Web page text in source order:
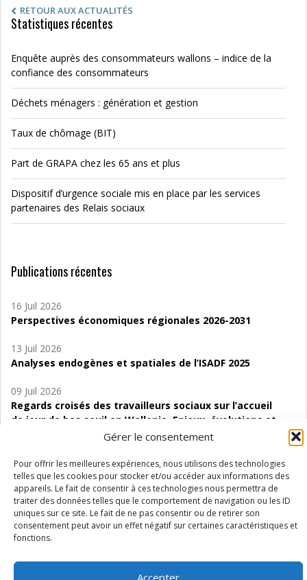
Gérer le consentement
Pour offrir les meilleures expériences, nous utilisons des technologies
telles que les cookies pour stocker et/ou accéder aux informations des
appareils. Le fait de consentir à ces technologies nous permettra de
traiter des données telles que le comportement de navigation ou les ID
uniques sur ce site. Le fait de ne pas consentir ou de retirer son
consentement peut avoir un effet négatif sur certaines caractéristiques et
fonctions.
Accepter
RETOUR AUX ACTUALITÉS
Statistiques récentes
Enquête auprès des consommateurs wallons – indice de la
confiance des consommateurs
Déchets ménagers : génération et gestion
Taux de chômage (BIT)
Part de GRAPA chez les 65 ans et plus
Dispositif d’urgence sociale mis en place par les services
partenaires des Relais sociaux
Publications récentes
16 Juil 2026
Perspectives économiques régionales 2026-2031
13 Juil 2026
Analyses endogènes et spatiales de l’ISADF 2025
09 Juil 2026
Regards croisés des travailleurs sociaux sur l’accueil
de jour de bas seuil en Wallonie. Enjeux, évolutions et
06 Juil 2026
Étude d’évaluabilité des Structures
d’accompagnement à l’autocréation d’emploi (SAACE)
01 Juil 2026
Pénurie du personnel infirmier :quels indicateurs
Wallonie ?